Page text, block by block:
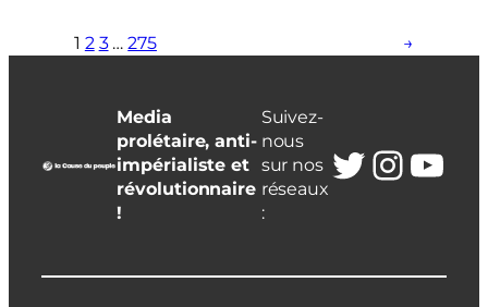
1 2 3 … 275 →
Media
prolétaire, anti-
impérialiste et
révolutionnaire
!
Suivez-
nous
sur nos
réseaux
:
Twitter